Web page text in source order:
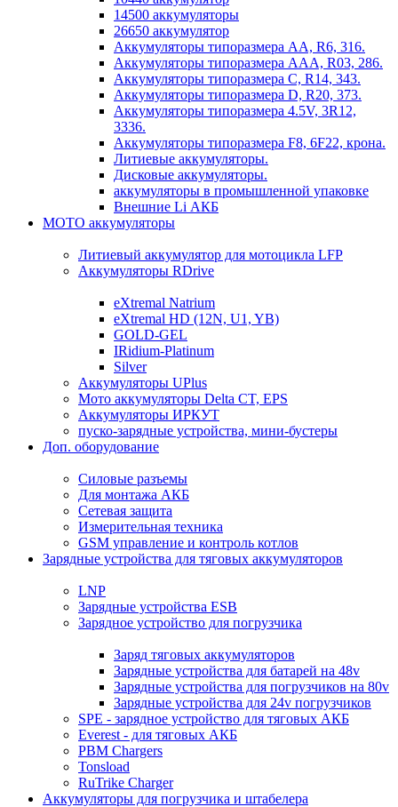
14500 аккумуляторы
26650 аккумулятор
Аккумуляторы типоразмера АА, R6, 316.
Аккумуляторы типоразмера ААА, R03, 286.
Аккумуляторы типоразмера С, R14, 343.
Аккумуляторы типоразмера D, R20, 373.
Аккумуляторы типоразмера 4.5V, 3R12,
3336.
Аккумуляторы типоразмера F8, 6F22, крона.
Литиевые аккумуляторы.
Дисковые аккумуляторы.
аккумуляторы в промышленной упаковке
Внешние Li АКБ
МОТО аккумуляторы
Литиевый аккумулятор для мотоцикла LFP
Аккумуляторы RDrive
eXtremal Natrium
eXtremal HD (12N, U1, YB)
GOLD-GEL
IRidium-Platinum
Silver
Аккумуляторы UPlus
Мото аккумуляторы Delta CT, EPS
Аккумуляторы ИРКУТ
пуско-зарядные устройства, мини-бустеры
Доп. оборудование
Силовые разъемы
Для монтажа АКБ
Сетевая защита
Измерительная техника
GSM управление и контроль котлов
Зарядные устройства для тяговых аккумуляторов
LNP
Зарядные устройства ESB
Зарядное устройство для погрузчика
Заряд тяговых аккумуляторов
Зарядные устройства для батарей на 48v
Зарядные устройства для погрузчиков на 80v
Зарядные устройства для 24v погрузчиков
SPE - зарядное устройство для тяговых АКБ
Everest - для тяговых АКБ
PBM Chargers
Tonsload
RuTrike Charger
Аккумуляторы для погрузчика и штабелера